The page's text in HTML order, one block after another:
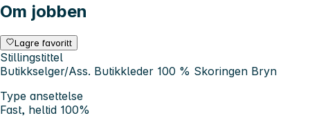
Om jobben
Lagre favoritt
Stillingstittel
Butikkselger/Ass. Butikkleder 100 % Skoringen Bryn
Type ansettelse
Fast, heltid 100%